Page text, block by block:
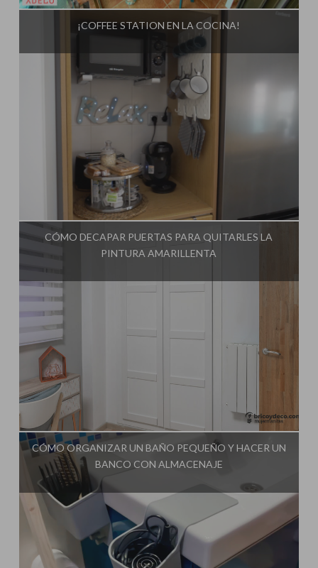
¡COFFEE STATION EN LA COCINA!
Influencer:Bricoydeco Mujermanitas
CÓMO DECAPAR PUERTAS PARA QUITARLES LA
PINTURA AMARILLENTA
Influencer: Bricoydeco Mujermanitas
CÓMO ORGANIZAR UN BAÑO PEQUEÑO Y HACER UN
BANCO CON ALMACENAJE